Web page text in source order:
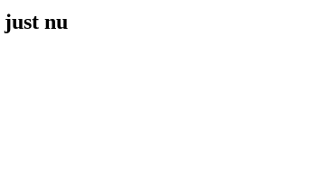
just nu